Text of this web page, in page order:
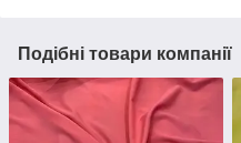
Подібні товари компанії